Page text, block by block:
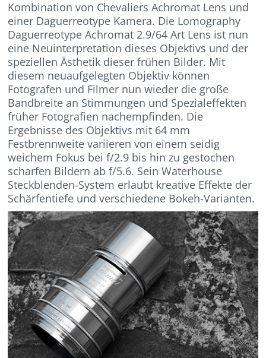
Kombination von Chevaliers Achromat Lens und
einer Daguerreotype Kamera. Die Lomography
Daguerreotype Achromat 2.9/64 Art Lens ist nun
eine Neuinterpretation dieses Objektivs und der
speziellen Ästhetik dieser frühen Bilder. Mit
diesem neuaufgelegten Objektiv können
Fotografen und Filmer nun wieder die große
Bandbreite an Stimmungen und Spezialeffekten
früher Fotografien nachempfinden. Die
Ergebnisse des Objektivs mit 64 mm
Festbrennweite variieren von einem seidig
weichem Fokus bei f/2.9 bis hin zu gestochen
scharfen Bildern ab f/5.6. Sein Waterhouse
Steckblenden-System erlaubt kreative Effekte der
Schärfentiefe und verschiedene Bokeh-Varianten.